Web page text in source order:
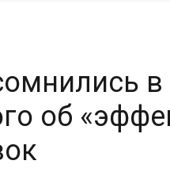
в
об